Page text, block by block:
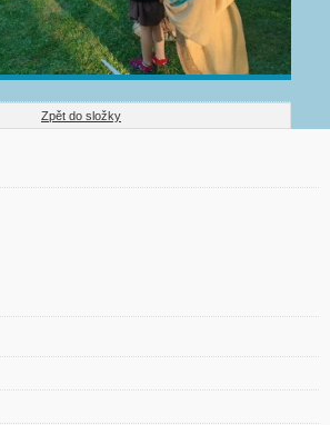
Zpět do složky